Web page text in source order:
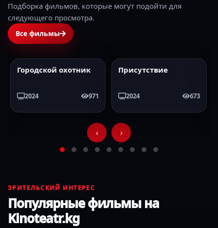
Подборка фильмов, которые могут подойти для
следующего просмотра.
Все фильмы
2024 HD
Присутствие
2024 673
2024 HD
Лёд 3
2024 1213
‹ ›
ЗРИТЕЛЬСКИЙ ИНТЕРЕС
Популярные фильмы на
Kinoteatr.kg